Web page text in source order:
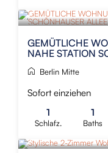
GEMÜTLICHE
NAHE STATION
Berlin Mitte
Sofort einziehen
1
Schlafz.
1
Baths